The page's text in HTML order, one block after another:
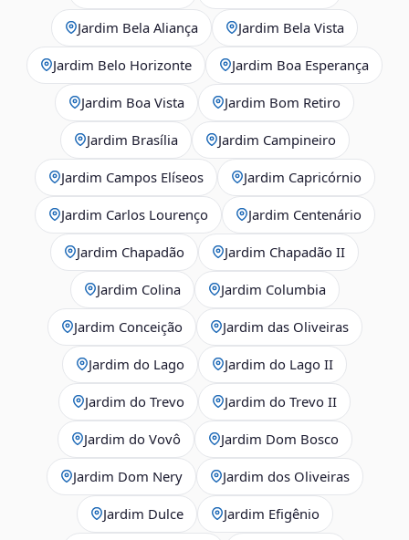
Jardim Bela Aliança Jardim Bela Vista
Jardim Belo Horizonte Jardim Boa Esperança
Jardim Boa Vista Jardim Bom Retiro
Jardim Brasília Jardim Campineiro
Jardim Campos Elíseos Jardim Capricórnio
Jardim Carlos Lourenço Jardim Centenário
Jardim Chapadão Jardim Chapadão II
Jardim Colina Jardim Columbia
Jardim Conceição Jardim das Oliveiras
Jardim do Lago Jardim do Lago II
Jardim do Trevo Jardim do Trevo II
Jardim do Vovô Jardim Dom Bosco
Jardim Dom Nery Jardim dos Oliveiras
Jardim Dulce Jardim Efigênio